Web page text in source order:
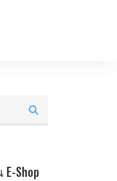
Shop